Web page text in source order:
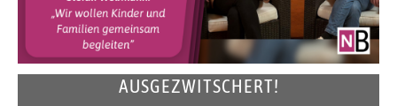
AUSGEZWITSCHERT!